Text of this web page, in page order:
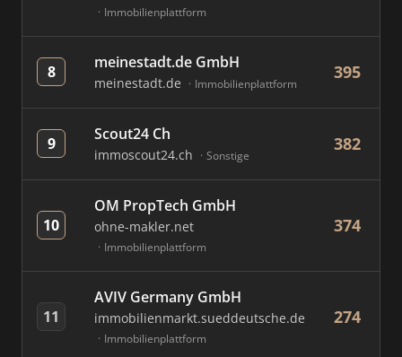
Immobilienplattform
8 meinestadt.de GmbH
meinestadt.de Immobilienplattform
395
9 Scout24 Ch
immoscout24.ch Sonstige
382
10
OM PropTech GmbH
ohne-makler.net
Immobilienplattform
374
11
AVIV Germany GmbH
immobilienmarkt.sueddeutsche.de
Immobilienplattform
274